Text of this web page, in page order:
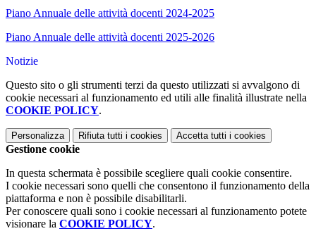
Piano Annuale delle attività docenti 2024-2025
Piano Annuale delle attività docenti 2025-2026
Notizie
Questo sito o gli strumenti terzi da questo utilizzati si avvalgono di
cookie necessari al funzionamento ed utili alle finalità illustrate nella
COOKIE POLICY.
Personalizza Rifiuta tutti i cookies Accetta tutti i cookies
Gestione cookie
In questa schermata è possibile scegliere quali cookie consentire.
I cookie necessari sono quelli che consentono il funzionamento della
piattaforma e non è possibile disabilitarli.
Per conoscere quali sono i cookie necessari al funzionamento potete
visionare la COOKIE POLICY.